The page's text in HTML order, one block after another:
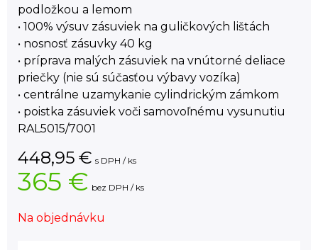
podložkou a lemom
• 100% výsuv zásuviek na guličkových lištách
• nosnosť zásuvky 40 kg
• príprava malých zásuviek na vnútorné deliace
priečky (nie sú súčasťou výbavy vozíka)
• centrálne uzamykanie cylindrickým zámkom
• poistka zásuviek voči samovoľnému vysunutiu
RAL5015/7001
448,95 € s DPH / ks
365 € bez DPH / ks
Na objednávku